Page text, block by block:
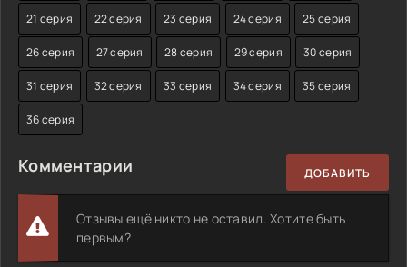
21 серия 22 серия 23 серия 24 серия 25 серия
26 серия 27 серия 28 серия 29 серия 30 серия
31 серия 32 серия 33 серия 34 серия 35 серия
36 серия
Комментарии ДОБАВИТЬ
Отзывы ещё никто не оставил. Хотите быть
первым?